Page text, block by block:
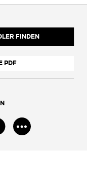
FINDEN
PDF